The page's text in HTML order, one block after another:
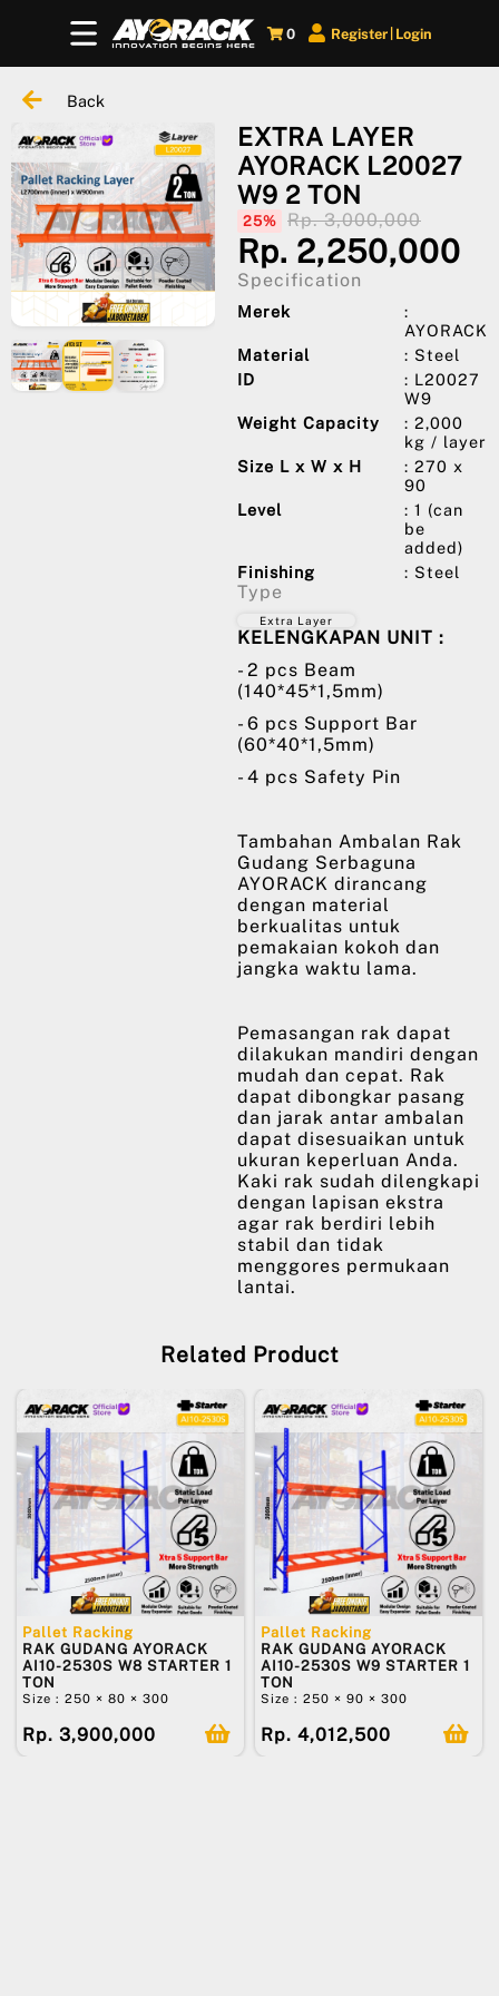
0 Register Login
Back
EXTRA LAYER
AYORACK L20027
W9 2 TON
25% Rp. 3,000,000
Rp. 2,250,000
Specification
Merek
:
AYORACK
Material
: Steel
ID
: L20027
W9
Weight Capacity
: 2,000
kg / layer
Size L x W x H
: 270 x
90
Level
: 1 (can
be
added)
Finishing
: Steel
Type
Extra Layer
KELENGKAPAN UNIT :
- 2 pcs Beam
(140*45*1,5mm)
- 6 pcs Support Bar
(60*40*1,5mm)
- 4 pcs Safety Pin
Tambahan Ambalan Rak
Gudang Serbaguna
AYORACK dirancang
dengan material
berkualitas untuk
pemakaian kokoh dan
jangka waktu lama.
Pemasangan rak dapat
dilakukan mandiri dengan
mudah dan cepat. Rak
dapat dibongkar pasang
dan jarak antar ambalan
dapat disesuaikan untuk
ukuran keperluan Anda.
Kaki rak sudah dilengkapi
dengan lapisan ekstra
agar rak berdiri lebih
stabil dan tidak
menggores permukaan
lantai.
Related Product
Pallet Racking
RAK GUDANG AYORACK
AI10-2530S W8 STARTER 1
TON
Size : 250 × 80 × 300
Rp. 3,900,000
Pallet Racking
RAK GUDANG AYORACK
AI10-2530S W9 STARTER 1
TON
Size : 250 × 90 × 300
Rp. 4,012,500